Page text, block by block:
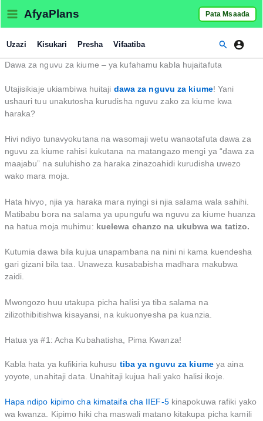
content
AfyaPlans Pata Msaada
Uzazi Kisukari Presha Vifaatiba Search
Dawa za nguvu za kiume – ya kufahamu kabla hujaitafuta
Utajisikiaje ukiambiwa huitaji dawa za nguvu za kiume! Yani
ushauri tuu unakutosha kurudisha nguvu zako za kiume kwa
haraka?
Hivi ndiyo tunavyokutana na wasomaji wetu wanaotafuta dawa za
nguvu za kiume rahisi kukutana na matangazo mengi ya “dawa za
maajabu” na suluhisho za haraka zinazoahidi kurudisha uwezo
wako mara moja.
Hata hivyo, njia ya haraka mara nyingi si njia salama wala sahihi.
Matibabu bora na salama ya upungufu wa nguvu za kiume huanza
na hatua moja muhimu: kuelewa chanzo na ukubwa wa tatizo.
Kutumia dawa bila kujua unapambana na nini ni kama kuendesha
gari gizani bila taa. Unaweza kusababisha madhara makubwa
zaidi.
Mwongozo huu utakupa picha halisi ya tiba salama na
zilizothibitishwa kisayansi, na kukuonyesha pa kuanzia.
Hatua ya #1: Acha Kubahatisha, Pima Kwanza!
Kabla hata ya kufikiria kuhusu tiba ya nguvu za kiumeya aina
yoyote, unahitaji data. Unahitaji kujua hali yako halisi ikoje.
Hapa ndipo kipimo cha kimataifa cha IIEF-5kinapokuwa rafiki yako
wa kwanza. Kipimo hiki cha maswali matano kitakupa picha kamili